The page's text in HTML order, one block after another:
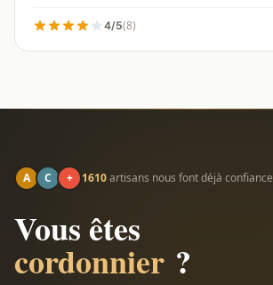
4/5(8)
A C + 1610artisans nous font déjà confiance
Vous êtes
cordonnier ?